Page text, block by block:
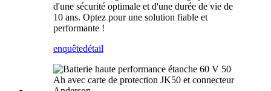
d'une sécurité optimale et d'une durée de vie de
10 ans. Optez pour une solution fiable et
performante !
enquêtedétail